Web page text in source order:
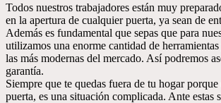
Todos nuestros trabajadores están muy
en la apertura de cualquier puerta, ya sean de
Además es fundamental que sepas que para
utilizamos una enorme cantidad de
las más modernas del mercado. Así podremos
garantía.
Siempre que te quedas fuera de tu hogar
puerta, es una situación complicada. Ante estas